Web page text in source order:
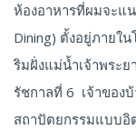
ห้องอาหารที่ผมจะแ
Dining) ตั้งอยู่ภายใ
ริมฝั่งแม่น้ำเจ้าพระ
รัชกาลที่ 6 เจ้าของ
สถาปัตยกรรมแบบอิ